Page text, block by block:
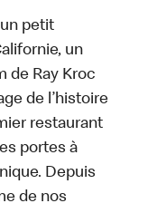
petit
un
de Ray Kroc
de l’histoire
restaurant
portes à
Depuis
de nos